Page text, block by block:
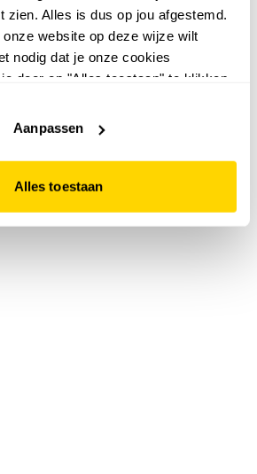
zien. Alles is dus op jou afgestemd.
website op deze wijze wilt
nodig dat je onze cookies
door op "Alles toestaan" te klikken.
functioneert.
Aanpassen
Alles toestaan